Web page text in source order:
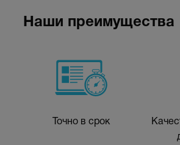
Наши преимущества
Точно в срок